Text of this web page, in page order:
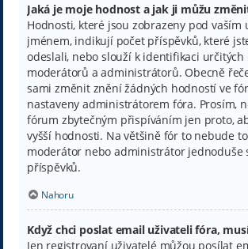
Jaká je moje hodnost a jak ji můžu
Hodnosti, které jsou zobrazeny pod vaším
jménem, indikují počet příspěvků, které
odeslali, nebo slouží k identifikaci
moderátorů a administrátorů. Obecně
sami změnit znění žádných hodností ve
nastaveny administrátorem fóra. Prosím,
fórum zbytečným přispíváním jen proto,
vyšší hodnosti. Na většině fór to nebude
moderátor nebo administrátor jednoduše
příspěvků.
Nahoru
Když chci poslat email uživateli fóra,
Jen registrovaní uživatelé můžou posílat